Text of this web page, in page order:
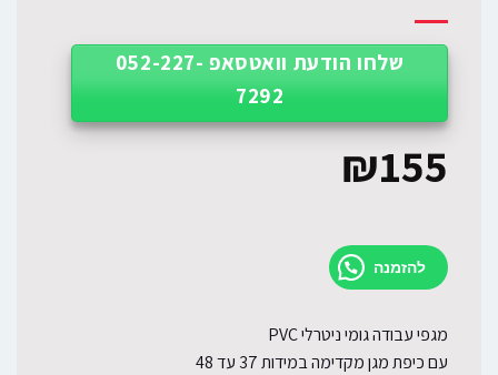
שלחו הודעת וואטסאפ 052-227-
7292
₪155
להזמנה
מגפי עבודה גומי ניטרלי PVC
עם כיפת מגן מקדימה במידות 37 עד 48